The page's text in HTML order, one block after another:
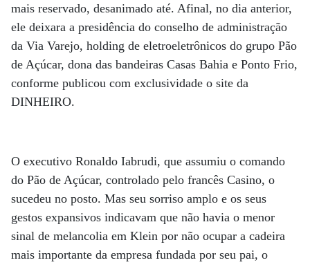
mais reservado, desanimado até. Afinal, no dia anterior,
ele deixara a presidência do conselho de administração
da Via Varejo, holding de eletroeletrônicos do grupo Pão
de Açúcar, dona das bandeiras Casas Bahia e Ponto Frio,
conforme publicou com exclusividade o site da
DINHEIRO.
O executivo Ronaldo Iabrudi, que assumiu o comando
do Pão de Açúcar, controlado pelo francês Casino, o
sucedeu no posto. Mas seu sorriso amplo e os seus
gestos expansivos indicavam que não havia o menor
sinal de melancolia em Klein por não ocupar a cadeira
mais importante da empresa fundada por seu pai, o